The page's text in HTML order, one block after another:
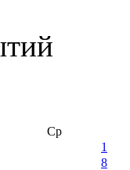
Ср
1
8